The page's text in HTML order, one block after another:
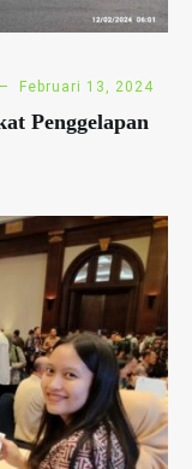
Februari 13, 2024
Penggelapan